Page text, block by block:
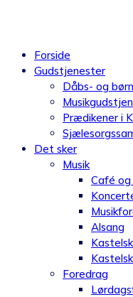
Forside
Gudstjenester
Dåbs- og
Prædikener i
Det sker
Musik
Café og
Alsang
Foredrag